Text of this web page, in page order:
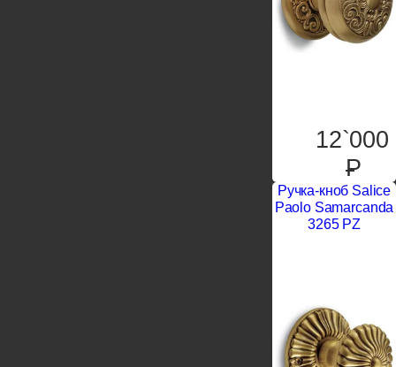
12`000
P
Ручка-кноб Salice
Paolo Samarcanda
3265 PZ